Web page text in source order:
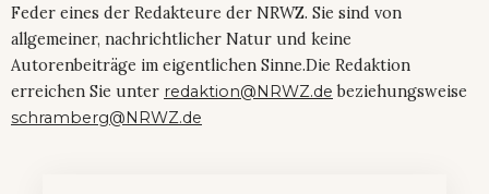
Feder eines der Redakteure der NRWZ. Sie sind von
allgemeiner, nachrichtlicher Natur und keine
Autorenbeiträge im eigentlichen Sinne.Die Redaktion
erreichen Sie unter redaktion@NRWZ.de beziehungsweise
schramberg@NRWZ.de